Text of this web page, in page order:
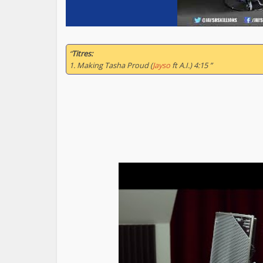
“Titres:
1. Making Tasha Proud (Jayso ft A.I.) 4:15 ”